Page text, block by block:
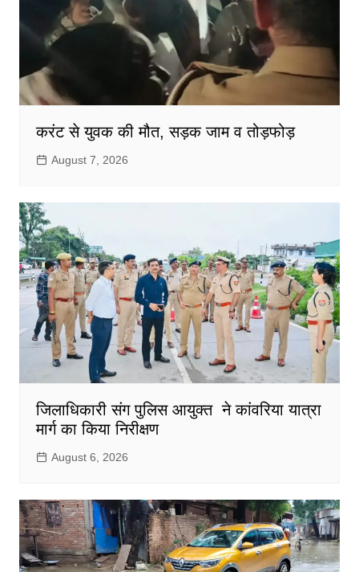
करंट से युवक की मौत, सड़क जाम व तोड़फोड़
August 7, 2026
जिलाधिकारी संग पुलिस आयुक्त ने कांवरिया यात्रा
मार्ग का किया निरीक्षण
August 6, 2026